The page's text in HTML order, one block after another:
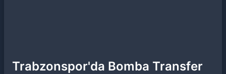
Trabzonspor'da Bomba Transfer